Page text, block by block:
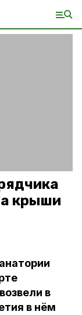
крыши
в
в нём